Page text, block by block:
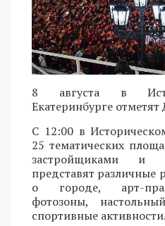
8 августа в
Екатеринбурге отметят
С 12:00 в
25 тематических
застройщиками и
представят различные
о городе, арт-
фотозоны,
спортивные активности.